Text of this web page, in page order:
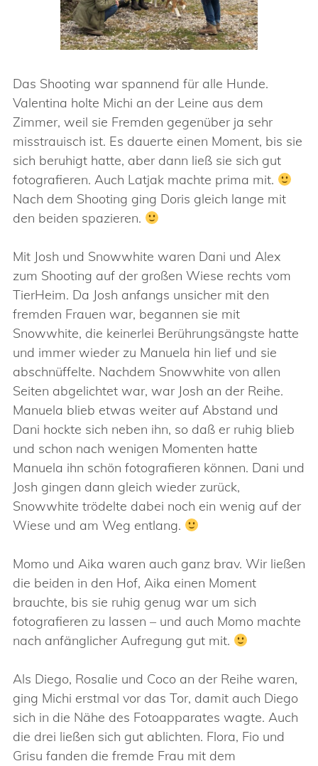
Das Shooting war spannend für alle Hunde.
Valentina holte Michi an der Leine aus dem
Zimmer, weil sie Fremden gegenüber ja sehr
misstrauisch ist. Es dauerte einen Moment, bis sie
sich beruhigt hatte, aber dann ließ sie sich gut
fotografieren. Auch Latjak machte prima mit.
Nach dem Shooting ging Doris gleich lange mit
den beiden spazieren.
Mit Josh und Snowwhite waren Dani und Alex
zum Shooting auf der großen Wiese rechts vom
TierHeim. Da Josh anfangs unsicher mit den
fremden Frauen war, begannen sie mit
Snowwhite, die keinerlei Berührungsängste hatte
und immer wieder zu Manuela hin lief und sie
abschnüffelte. Nachdem Snowwhite von allen
Seiten abgelichtet war, war Josh an der Reihe.
Manuela blieb etwas weiter auf Abstand und
Dani hockte sich neben ihn, so daß er ruhig blieb
und schon nach wenigen Momenten hatte
Manuela ihn schön fotografieren können. Dani und
Josh gingen dann gleich wieder zurück,
Snowwhite trödelte dabei noch ein wenig auf der
Wiese und am Weg entlang.
Momo und Aika waren auch ganz brav. Wir ließen
die beiden in den Hof, Aika einen Moment
brauchte, bis sie ruhig genug war um sich
fotografieren zu lassen – und auch Momo machte
nach anfänglicher Aufregung gut mit.
Als Diego, Rosalie und Coco an der Reihe waren,
ging Michi erstmal vor das Tor, damit auch Diego
sich in die Nähe des Fotoapparates wagte. Auch
die drei ließen sich gut ablichten. Flora, Fio und
Grisu fanden die fremde Frau mit dem